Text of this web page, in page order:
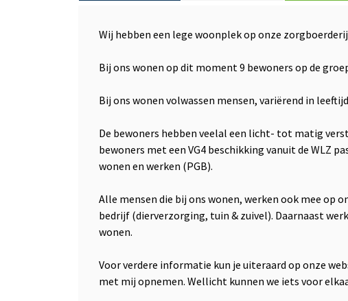
Wij hebben een lege woonplek op onze
Bij ons wonen op dit moment 9 bewoners op de
Bij ons wonen volwassen mensen, variërend in
De bewoners hebben veelal een licht- tot matig
bewoners met een VG4 beschikking vanuit de WLZ
wonen en werken (PGB).
Alle mensen die bij ons wonen, werken ook mee op
bedrijf (dierverzorging, tuin & zuivel). Daarnaast
wonen.
Voor verdere informatie kun je uiteraard op onze
met mij opnemen. Wellicht kunnen we iets voor